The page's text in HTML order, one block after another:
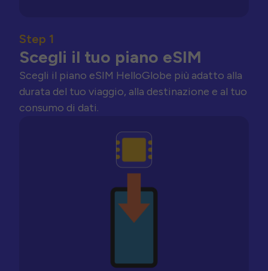
Step 1
Scegli il tuo piano eSIM
Scegli il piano eSIM HelloGlobe più adatto alla
durata del tuo viaggio, alla destinazione e al tuo
consumo di dati.